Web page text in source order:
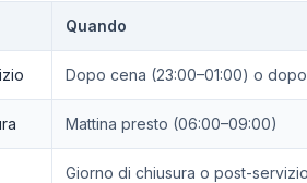
Quando
Dopo cena (23:00–01:00) o
Mattina presto (06:00–09:00)
Giorno di chiusura o post-servizio